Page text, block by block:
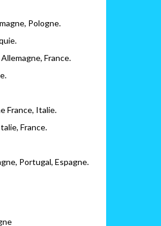
Pologne.
Slovaquie.
Allemagne, France.
Espagne.
France, Italie.
Italie, France.
Portugal, Espagne.